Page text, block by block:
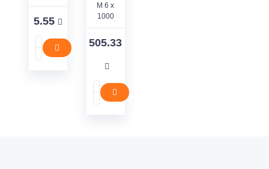
5.55
M 6 x
1000
505.33